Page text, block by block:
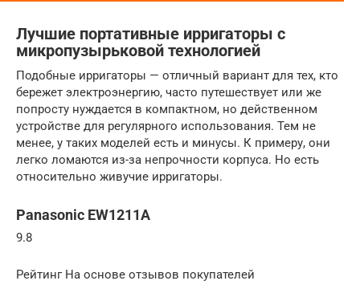
Лучшие портативные ирригаторы с
микропузырьковой технологией
Подобные ирригаторы — отличный вариант для тех, кто
бережет электроэнергию, часто путешествует или же
попросту нуждается в компактном, но действенном
устройстве для регулярного использования. Тем не
менее, у таких моделей есть и минусы. К примеру, они
легко ломаются из-за непрочности корпуса. Но есть
относительно живучие ирригаторы.
Panasonic EW1211A
9.8
Рейтинг На основе отзывов покупателей